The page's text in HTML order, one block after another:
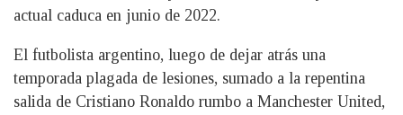
actual caduca en junio de 2022.
El futbolista argentino, luego de dejar atrás una
temporada plagada de lesiones, sumado a la repentina
salida de Cristiano Ronaldo rumbo a Manchester United,